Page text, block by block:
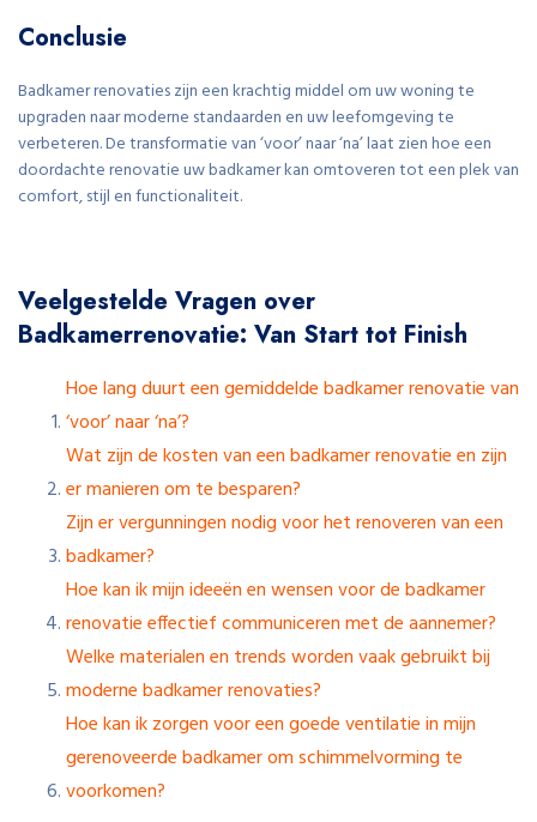
Conclusie
Badkamer renovaties zijn een krachtig middel om uw woning te
upgraden naar moderne standaarden en uw leefomgeving te
verbeteren. De transformatie van ‘voor’ naar ‘na’ laat zien hoe een
doordachte renovatie uw badkamer kan omtoveren tot een plek van
comfort, stijl en functionaliteit.
Veelgestelde Vragen over
Badkamerrenovatie: Van Start tot Finish
Hoe lang duurt een gemiddelde badkamer renovatie van
‘voor’ naar ‘na’?
Wat zijn de kosten van een badkamer renovatie en zijn
er manieren om te besparen?
Zijn er vergunningen nodig voor het renoveren van een
badkamer?
Hoe kan ik mijn ideeën en wensen voor de badkamer
renovatie effectief communiceren met de aannemer?
Welke materialen en trends worden vaak gebruikt bij
moderne badkamer renovaties?
Hoe kan ik zorgen voor een goede ventilatie in mijn
gerenoveerde badkamer om schimmelvorming te
voorkomen?